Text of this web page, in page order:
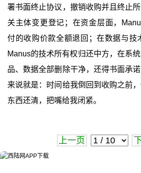
署书面终止协议，撤销收购并且终止
关主体变更登记；在资金层面，
付的收购价款全额退回；在数据与技
Manus的技术所有权归还中方，在系
品、数据全部删除干净，还得书面承
来说就是：时间给我倒回到收购之前
东西还清，把嘴给我闭紧。
上一页